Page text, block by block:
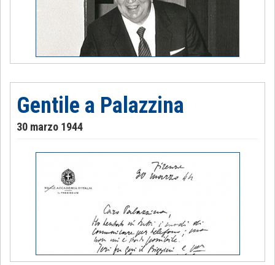
Gentile a Palazzina
30 marzo 1944